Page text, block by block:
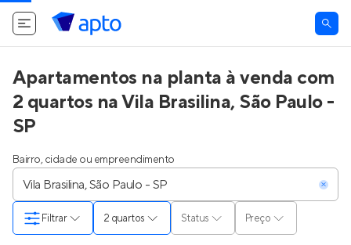
Apartamentos na planta à venda com
2 quartos na Vila Brasilina, São Paulo -
SP
Bairro, cidade ou empreendimento
2 quartos Status Preço
Filtrar